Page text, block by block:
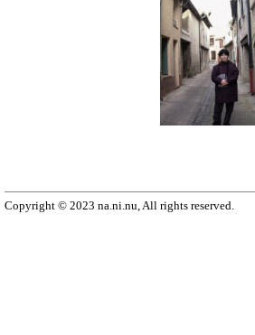
Copyright © 2023 na.ni.nu, All rights reserved.